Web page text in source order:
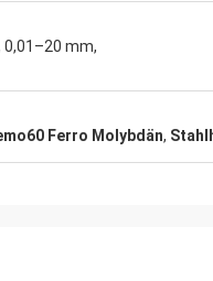
0,01–20 mm,
Ferro Molybdän,